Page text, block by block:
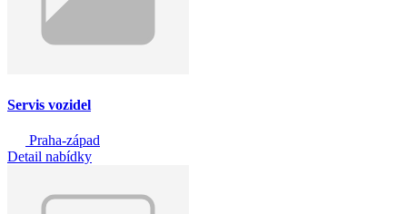
Servis vozidel
Praha-západ
Detail nabídky